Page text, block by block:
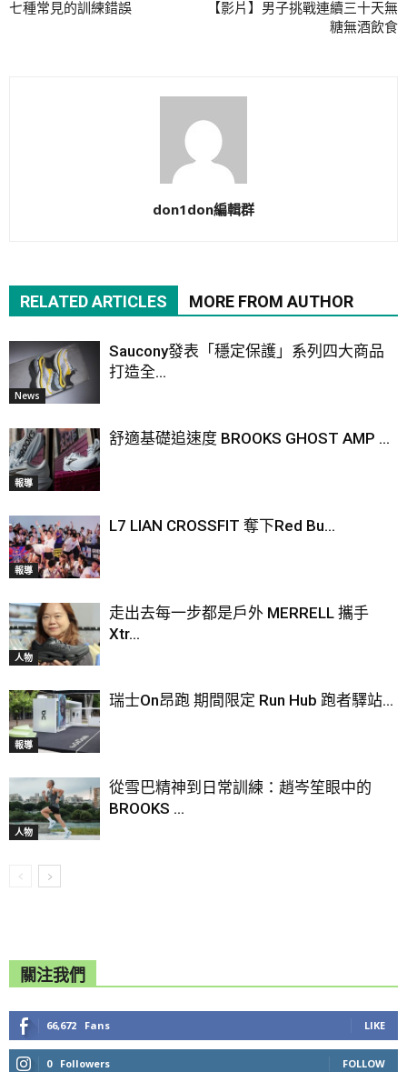
七種常見的訓練錯誤
【影片】男子挑戰連續三十天無
糖無酒飲食
don1don編輯群
RELATED ARTICLES MORE FROM AUTHOR
News
Saucony發表「穩定保護」系列四大商品
打造全...
報導
舒適基礎追速度 BROOKS GHOST AMP ...
報導
L7 LIAN CROSSFIT 奪下Red Bu...
人物
走出去每一步都是戶外 MERRELL 攜手
Xtr...
報導
瑞士On昂跑 期間限定 Run Hub 跑者驛站...
人物
從雪巴精神到日常訓練：趙岑笙眼中的
BROOKS ...
關注我們
66,672 Fans LIKE
0 Followers FOLLOW